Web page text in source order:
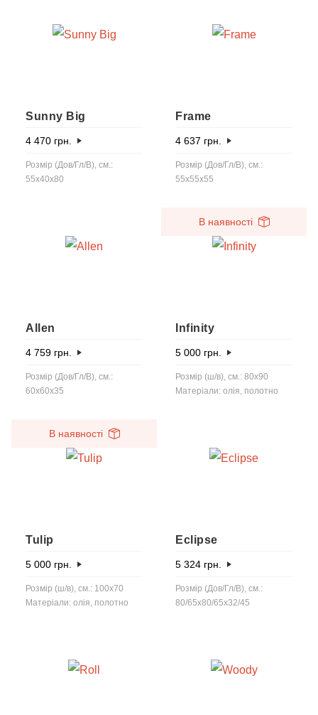
Sunny Big
4 470 грн.
Розмір (Дов/Гл/В), см.:
55x40x80
Frame
4 637 грн.
Розмір (Дов/Гл/В), см.:
55x55x55
Allen
4 759 грн.
Розмір (Дов/Гл/В), см.:
60x60x35
В наявності
Infinity
5 000 грн.
Розмір (ш/в), см.: 80x90
Матеріали: олія, полотно
В наявності
Tulip
5 000 грн.
Розмір (ш/в), см.: 100x70
Матеріали: олія, полотно
Eclipse
5 324 грн.
Розмір (Дов/Гл/В), см.:
80/65x80/65x32/45